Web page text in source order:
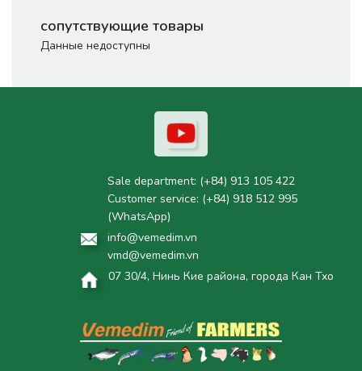
сопутствующие товары
Данные недоступны
Sale department: (+84) 913 105 422
Customer service: (+84) 918 512 995
(WhatsApp)
info@vemedim.vn
vmd@vemedim.vn
07 30/4, Нинь Кие района, города Кан Тхо